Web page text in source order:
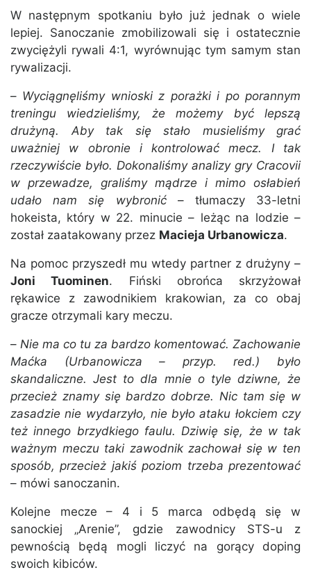
W następnym spotkaniu było już jednak o wiele
lepiej. Sanoczanie zmobilizowali się i ostatecznie
zwyciężyli rywali 4:1, wyrównując tym samym stan
rywalizacji.
– Wyciągnęliśmy wnioski z porażki i po porannym
treningu wiedzieliśmy, że możemy być lepszą
drużyną. Aby tak się stało musieliśmy grać
uważniej w obronie i kontrolować mecz. I tak
rzeczywiście było. Dokonaliśmy analizy gry Cracovii
w przewadze, graliśmy mądrze i mimo osłabień
udało nam się wybronić– tłumaczy 33-letni
hokeista, który w 22. minucie – leżąc na lodzie –
został zaatakowany przez Macieja Urbanowicza.
Na pomoc przyszedł mu wtedy partner z drużyny –
Joni Tuominen. Fiński obrońca skrzyżował
rękawice z zawodnikiem krakowian, za co obaj
gracze otrzymali kary meczu.
– Nie ma co tu za bardzo komentować. Zachowanie
Maćka (Urbanowicza – przyp. red.) było
skandaliczne. Jest to dla mnie o tyle dziwne, że
przecież znamy się bardzo dobrze. Nic tam się w
zasadzie nie wydarzyło, nie było ataku łokciem czy
też innego brzydkiego faulu. Dziwię się, że w tak
ważnym meczu taki zawodnik zachował się w ten
sposób, przecież jakiś poziom trzeba prezentować
– mówi sanoczanin.
Kolejne mecze – 4 i 5 marca odbędą się w
sanockiej „Arenie”, gdzie zawodnicy STS-u z
pewnością będą mogli liczyć na gorący doping
swoich kibiców.